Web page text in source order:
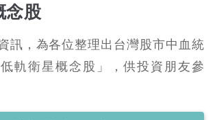
念股
訊，為各位整理出台灣股市中血統
軌衛星概念股」，供投資朋友參